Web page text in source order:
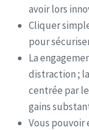
avoir lors
Cliquer
pour
La
distraction ;
centrée par
gains
Vous pouvoir